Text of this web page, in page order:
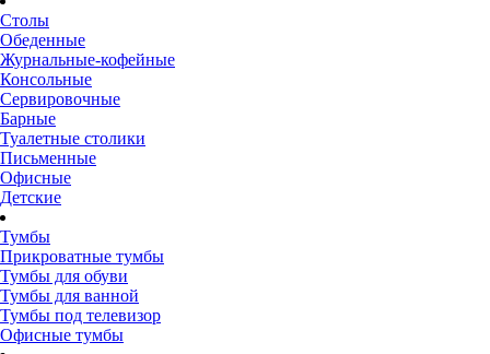
Столы
Обеденные
Журнальные-кофейные
Консольные
Сервировочные
Барные
Туалетные столики
Письменные
Офисные
Детские
Тумбы
Прикроватные тумбы
Тумбы для обуви
Тумбы для ванной
Тумбы под телевизор
Офисные тумбы